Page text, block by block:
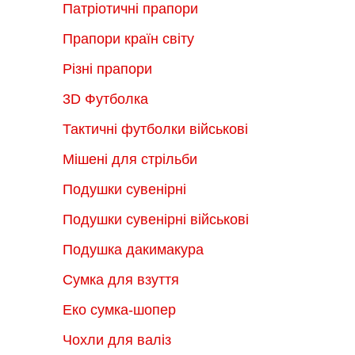
Патріотичні прапори
Прапори країн світу
Різні прапори
3D Футболка
Тактичні футболки військові
Мішені для стрільби
Подушки сувенірні
Подушки сувенірні військові
Подушка дакимакура
Сумка для взуття
Еко сумка-шопер
Чохли для валіз